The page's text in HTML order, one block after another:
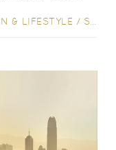
& LIFESTYLE / STYLE & LIVING